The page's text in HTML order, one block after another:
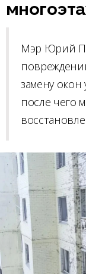
Мэр Юрий
замену окон
после чего